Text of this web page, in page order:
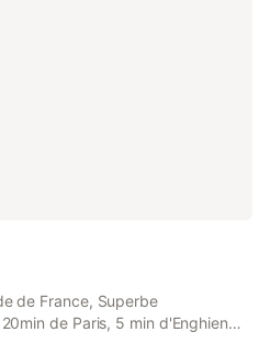
de France, Superbe
de Paris, 5 min d'Enghien
Gratien with access to a